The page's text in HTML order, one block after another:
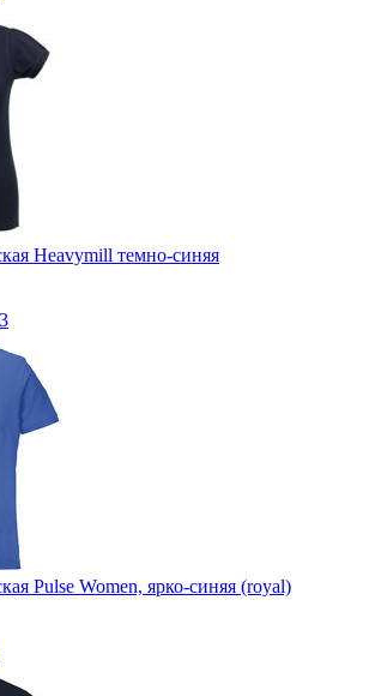
Heavymill темно-синяя
Pulse Women, ярко-синяя (royal)